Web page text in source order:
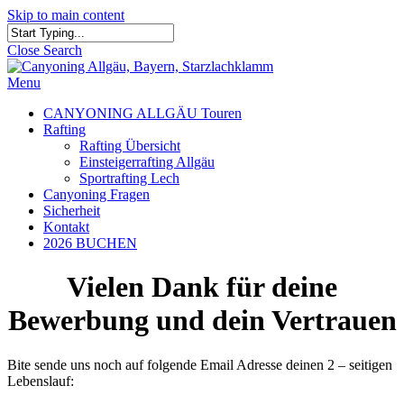
Skip to main content
Close Search
Menu
CANYONING ALLGÄU Touren
Rafting
Rafting Übersicht
Einsteigerrafting Allgäu
Sportrafting Lech
Canyoning Fragen
Sicherheit
Kontakt
2026 BUCHEN
Vielen Dank für deine
Bewerbung und dein Vertrauen
Bite sende uns noch auf folgende Email Adresse deinen 2 – seitigen
Lebenslauf: